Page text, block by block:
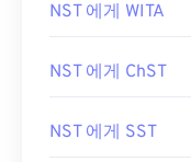
NST 에게 WITA
NST 에게 ChST
NST 에게 SST